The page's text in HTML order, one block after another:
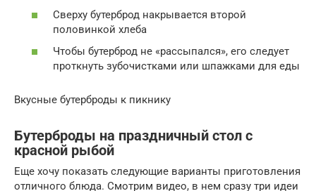
Сверху бутерброд накрывается второй
половинкой хлеба
Чтобы бутерброд не «рассыпался», его следует
проткнуть зубочистками или шпажками для еды
Вкусные бутерброды к пикнику
Бутерброды на праздничный стол с
красной рыбой
Еще хочу показать следующие варианты приготовления
отличного блюда. Смотрим видео, в нем сразу три идеи